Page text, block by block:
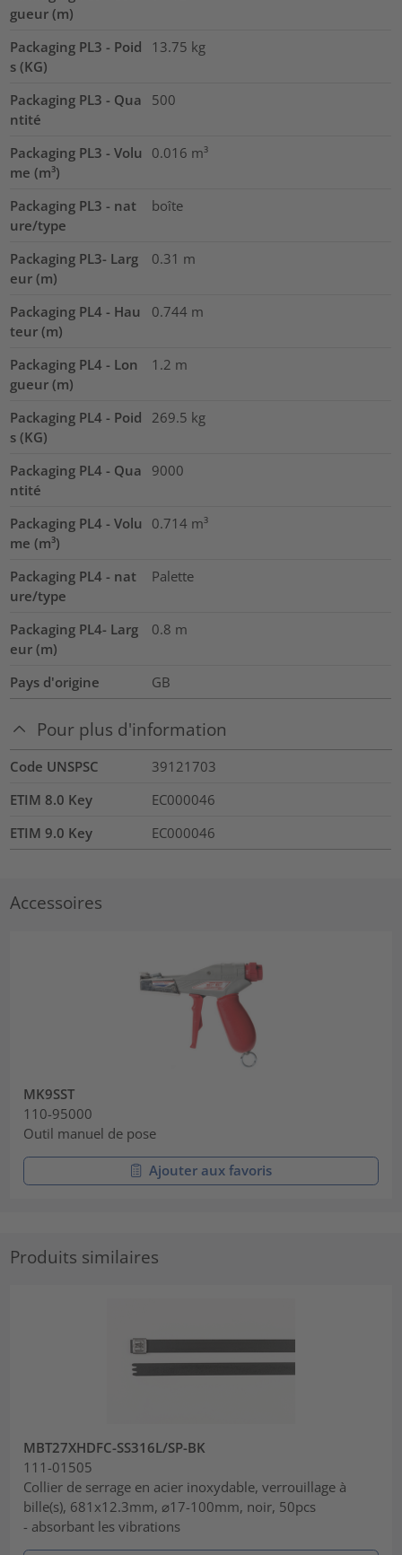
gueur (m)
Packaging PL3 - Poid
s (KG)
13.75 kg
Packaging PL3 - Qua
ntité
500
Packaging PL3 - Volu
me (m³)
0.016 m³
Packaging PL3 - nat
ure/type
boîte
Packaging PL3- Larg
eur (m)
0.31 m
Packaging PL4 - Hau
teur (m)
0.744 m
Packaging PL4 - Lon
gueur (m)
1.2 m
Packaging PL4 - Poid
s (KG)
269.5 kg
Packaging PL4 - Qua
ntité
9000
Packaging PL4 - Volu
me (m³)
0.714 m³
Packaging PL4 - nat
ure/type
Palette
Packaging PL4- Larg
eur (m)
0.8 m
Pays d'origine GB
Pour plus d'information
Code UNSPSC
39121703
ETIM 8.0 Key
EC000046
ETIM 9.0 Key
EC000046
Accessoires
MK9SST
110-95000
Outil manuel de pose
Ajouter aux favoris
Produits similaires
MBT27XHDFC-SS316L/SP-BK
111-01505
Collier de serrage en acier inoxydable, verrouillage à
bille(s), 681x12.3mm, ⌀17-100mm, noir, 50pcs
- absorbant les vibrations